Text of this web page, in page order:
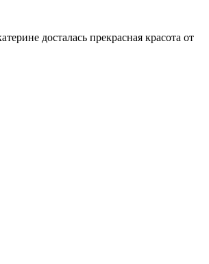
досталась прекрасная красота от